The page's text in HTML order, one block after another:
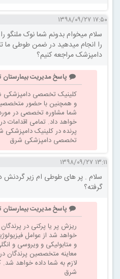
۱۷:۵۰ ۱۳۹۸/۰۹/۲۷
سلام میخوام بدونم شما نوک ملنگو
را انجام میدهید در ضمن طوطی ما
دامپزشک مراجعه کنیم؟
پاسخ مدیریت
کلینیک تخصصی دامپزشکی
و همچنین با حضور متخصصین
شما مشاوره تخصصی در
خواهد داد. تمامی اقدامات
پرنده در کلینیک
تخصصی دامپزشکی شرق
۱۳:۱۱ ۱۳۹۸/۰۹/۲۷
سلام . پر های طوطی ام زیر گردنش
گرفته؟
پاسخ مدیریت
ریزش پر یا پرکنی در
خواهد شد از عوامل
و متابولیکی و ویروسی و
معاینه متخصصین پرندگان
لازم به شما داده خواهد
شرق